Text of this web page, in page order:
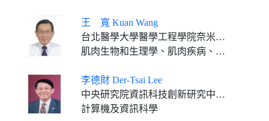
王 寬 Kuan Wang
台北醫學大學醫學工程學院奈米醫學講座教授
肌肉生物和生理學、肌肉疾病、收縮系統的結構生物學、肌肉蛋白質體學、奈米醫學
李德財 Der-Tsai Lee
中央研究院資訊科技創新研究中心、資訊所客座講座 中央研究院評議員 財團法人高等教育評鑑中心基金會董事長
計算機及資訊科學